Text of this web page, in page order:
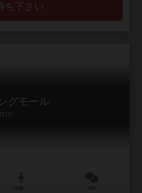
ち下さい
グモール